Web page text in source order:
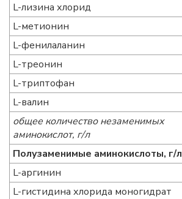
L-лизина хлорид
L-метионин
L-фенилаланин
L-треонин
L-триптофан
L-валин
общее количество незаменимых
аминокислот, г/л
Полузаменимые аминокислоты, г/л
L-аргинин
L-гистидина хлорида моногидрат